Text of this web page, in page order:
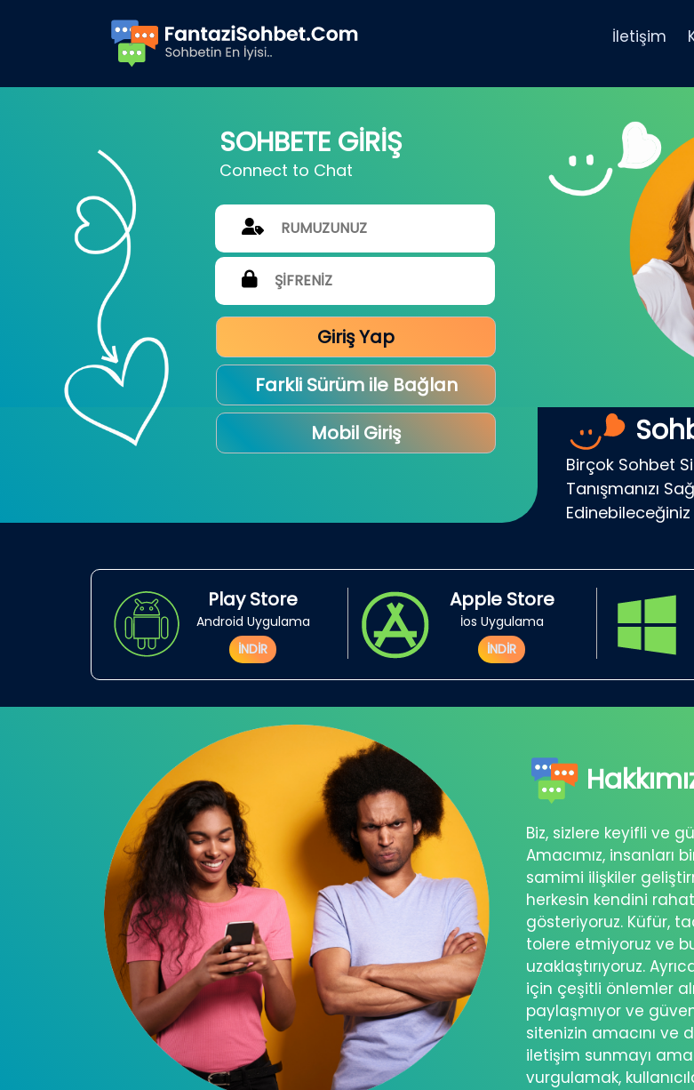
İletişim
SOHBETE GİRİŞ
Connect to Chat
Giriş Yap
Farkli Sürüm ile Bağlan
Mobil Giriş
Birçok Sohbet
Tanışmanızı
Play Store
Android Uygulama
İNDİR
Apple Store
İos Uygulama
İNDİR
Biz, sizlere keyifli ve
Amacımız, insanları
samimi ilişkiler
herkesin kendini
gösteriyoruz. Küfür,
tolere etmiyoruz ve
uzaklaştırıyoruz.
için çeşitli önlemler
paylaşmıyor ve
sitenizin amacını
iletişim sunmayı
vurgulamak,